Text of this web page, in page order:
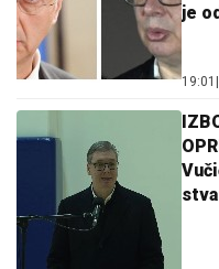
je
19:01